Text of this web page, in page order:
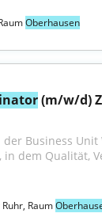
Oberhausen
(m/w/d)
Business Unit
in dem Qualität,
Raum